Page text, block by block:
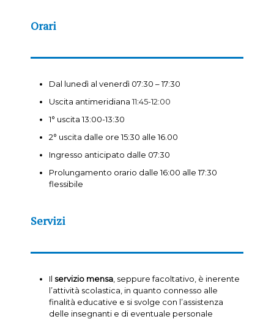
Orari
Dal lunedì al venerdì 07:30 – 17:30
Uscita antimeridiana 11:45-12:00
1° uscita 13:00-13:30
2° uscita dalle ore 15:30 alle 16. 00
Ingresso anticipato dalle 07:30
Prolungamento orario dalle 16:00 alle 17:30
flessibile
Servizi
Il servizio mensa, seppure facoltativo, è inerente
l’attività scolastica, in quanto connesso alle
finalità educative e si svolge con l’assistenza
delle insegnanti e di eventuale personale